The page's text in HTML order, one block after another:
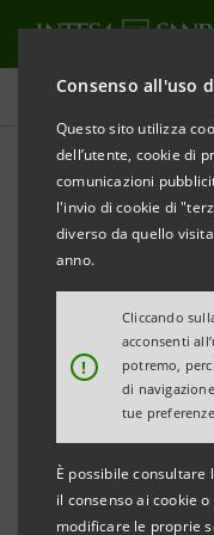
Consenso all'uso
Questo sito utilizza
dell’utente, cookie di
comunicazioni
l'invio di cookie di
diverso da quello
anno.
!
Cliccando
acconsenti
potremo,
di
tue
È possibile
il consenso ai cookie
modificare le proprie
Comunicati stampa
STAMPA AGGIORNA
Avviso ai sensi
(adottato dalla
maggio 1999
INTESA
Torino, Milano, 19